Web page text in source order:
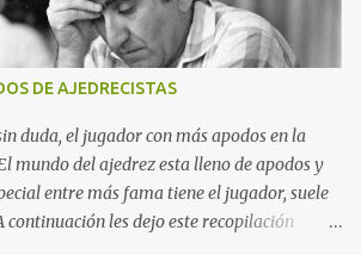
DE AJEDRECISTAS
duda, el jugador con más apodos en la
mundo del ajedrez esta lleno de apodos y
entre más fama tiene el jugador, suele
continuación les dejo este recopilación